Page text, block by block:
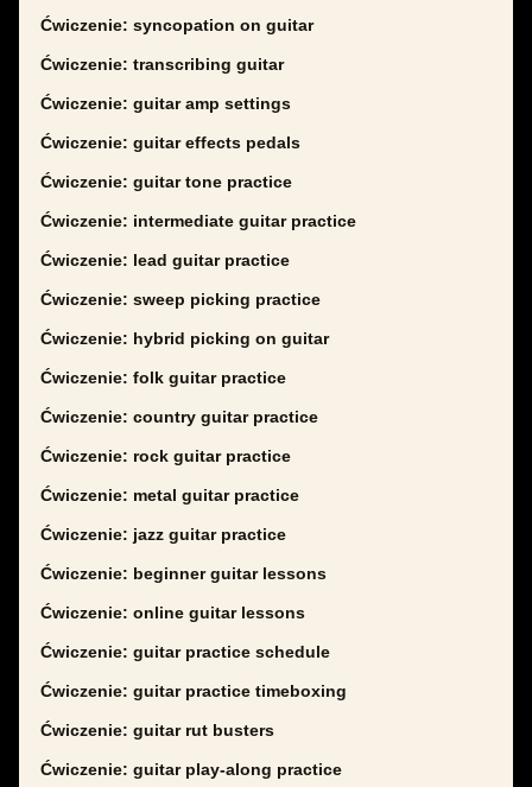
Ćwiczenie: syncopation on guitar
Ćwiczenie: transcribing guitar
Ćwiczenie: guitar amp settings
Ćwiczenie: guitar effects pedals
Ćwiczenie: guitar tone practice
Ćwiczenie: intermediate guitar practice
Ćwiczenie: lead guitar practice
Ćwiczenie: sweep picking practice
Ćwiczenie: hybrid picking on guitar
Ćwiczenie: folk guitar practice
Ćwiczenie: country guitar practice
Ćwiczenie: rock guitar practice
Ćwiczenie: metal guitar practice
Ćwiczenie: jazz guitar practice
Ćwiczenie: beginner guitar lessons
Ćwiczenie: online guitar lessons
Ćwiczenie: guitar practice schedule
Ćwiczenie: guitar practice timeboxing
Ćwiczenie: guitar rut busters
Ćwiczenie: guitar play-along practice